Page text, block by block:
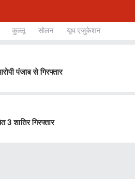
कुल्लू सोलन यूथ एजुकेशन
पंजाब से गिरफ्तार
शातिर गिरफ्तार